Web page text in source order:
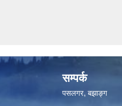
सम्पर्क
पसलगर, बझाङ्ग